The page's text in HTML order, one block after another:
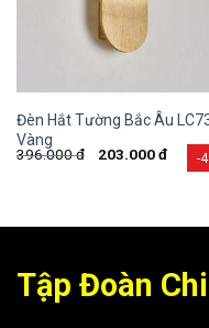
-
Đèn Hắt Tường Bắc Âu
Vàng
396.000đ 203.000đ
Tập Đoàn